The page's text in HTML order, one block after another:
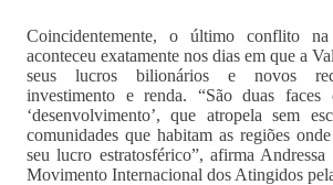
Coincidentemente, o último conflito na
aconteceu exatamente nos dias em que a
seus lucros bilionários e novos
investimento e renda. “São duas faces
‘desenvolvimento’, que atropela sem
comunidades que habitam as regiões
seu lucro estratosférico”, afirma Andressa
Movimento Internacional dos Atingidos